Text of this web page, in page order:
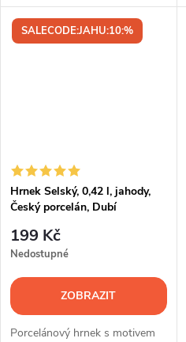
jogurt nebo dezerty. Český
porcelán z Dubí pro každodenní
použití.
SALECODE:JAHU:10:%
Hrnek Selský, 0,42 l, jahody,
Český porcelán, Dubí
199 Kč
Nedostupné
ZOBRAZIT
Porcelánový hrnek s motivem